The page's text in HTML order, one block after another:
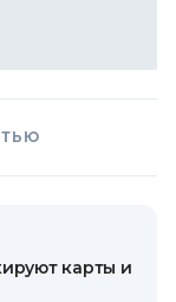
карты и